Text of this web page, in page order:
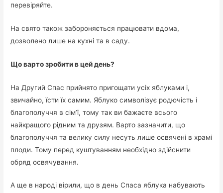
перевіряйте.
На свято також забороняється працювати вдома,
дозволено лише на кухні та в саду.
Що варто зробити в цей день?
На Другий Спас прийнято пригощати усіх яблуками і,
звичайно, їсти їх самим. Яблуко символізує родючість і
благополуччя в сім’ї, тому так ви бажаєте всього
найкращого рідним та друзям. Варто зазначити, що
благополуччя та велику силу несуть лише освячені в храмі
плоди. Тому перед куштуванням необхідно здійснити
обряд освячування.
А ще в народі вірили, що в день Спаса яблука набувають